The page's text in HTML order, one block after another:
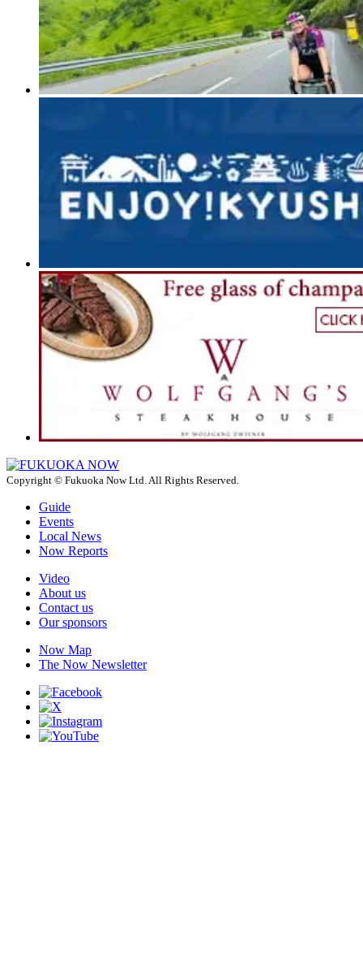
Copyright © Fukuoka Now Ltd. All Rights Reserved.
Guide
Events
Local News
Now Reports
Video
About us
Contact us
Our sponsors
Now Map
The Now Newsletter